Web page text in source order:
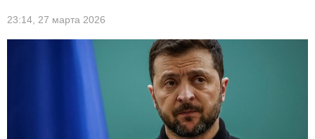
23:14, 27 марта 2026